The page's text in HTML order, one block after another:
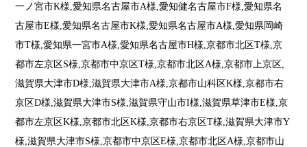
一ノ宮市K様,愛知県名古屋市A様,愛知健名古屋市F様,愛知県名
古屋市E様,愛知県名古屋市K様,愛知県名古屋市A様,愛知県岡崎
市T様,愛知県一宮市A様,愛知県名古屋市H様,京都市北区T様,京
都市左京区S様,京都市中京区T様,京都市北区A様,京都市上京区,
滋賀県大津市D様,滋賀県大津市A様,京都市山科区K様,京都市右
京区D様,滋賀県大津市S様,滋賀県守山市I様,滋賀県草津市E様,京
都市左京区K様,京都市北区K様,京都市右京区T様,滋賀県大津市Y
様,滋賀県大津市S様,京都市中京区E様,京都市北区A様,京都市山